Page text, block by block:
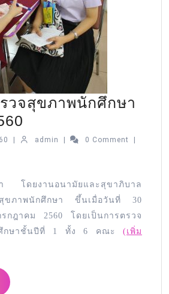
วจสุขภาพนักศึกษา
admin 0 Comment
โดยงานอนามัยและสุขาภิบาล
สุขภาพนักศึกษา ขึ้นเมื่อวันที่ 30
ฎาคม 2560 โดยเป็นการตรวจ
ศึกษาชั้นปีที่ 1 ทั้ง 6 คณะ (เพิ่ม